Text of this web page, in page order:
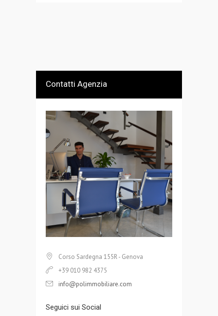
Contatti Agenzia
Corso Sardegna 155R - Genova
+39 010 982 4375
info@polimmobiliare.com
Seguici sui Social